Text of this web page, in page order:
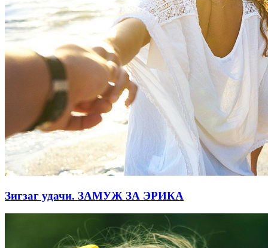
Зигзаг удачи. ЗАМУЖ ЗА ЭРИКА